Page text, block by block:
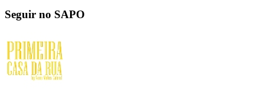
Seguir no SAPO